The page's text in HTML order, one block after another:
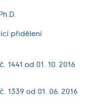
přidělení
č. 1441 od 01. 10. 2016
č. 1339 od 01. 06. 2016